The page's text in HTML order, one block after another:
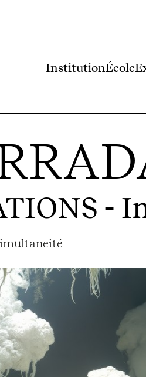
InstitutionÉcole
-